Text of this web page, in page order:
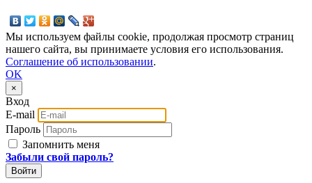
Мы используем файлы cookie, продолжая просмотр страниц
нашего сайта, вы принимаете условия его использования.
Соглашение об использовании.
OK
×
Вход
E-mail
Пароль
Запомнить меня
Забыли свой пароль?